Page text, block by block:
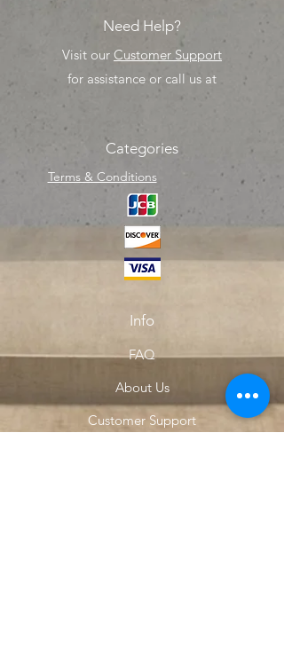
Need Help?
Visit our Customer Support
for assistance or call us at
Categories
Terms & Conditions
Info
FAQ
About Us
Customer Support